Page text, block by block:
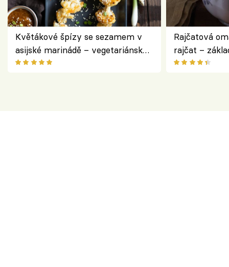
Květákové špízy se sezamem v
asijské marinádě – vegetariánská
chuťovka z grilu
Rajčatová
rajčat –